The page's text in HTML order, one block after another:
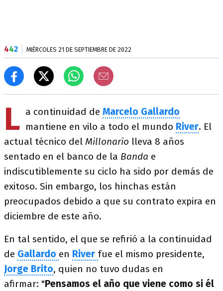
442 MIÉRCOLES 21 DE SEPTIEMBRE DE 2022
L a continuidad de Marcelo Gallardo
mantiene en vilo a todo el mundo River. El
actual técnico del Millonario lleva 8 años
sentado en el banco de la Banda e
indiscutiblemente su ciclo ha sido por demás de
exitoso. Sin embargo, los hinchas están
preocupados debido a que su contrato expira en
diciembre de este año.
En tal sentido, el que se refirió a la continuidad
de Gallardo en River fue el mismo presidente,
Jorge Brito, quien no tuvo dudas en
afirmar: "Pensamos el año que viene como si él